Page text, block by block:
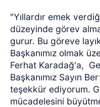
"Yıllardır emek
düzeyinde görev
gurur. Bu göreve
Başkanımız olmak
Ferhat Karadağ'a,
Başkanımız Sayın
teşekkür ediyorum.
mücadelesini